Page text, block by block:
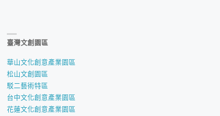
臺灣文創園區
華山文化創意產業園區
松山文創園區
駁二藝術特區
台中文化創意產業園區
花蓮文化創意產業園區